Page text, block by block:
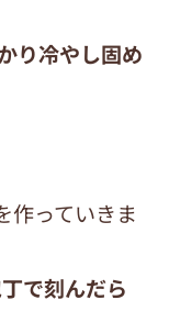
り冷やし固め
作っていきま
で刻んだら